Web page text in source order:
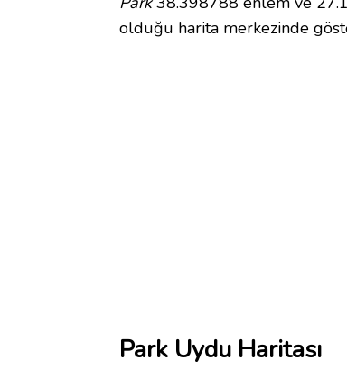
olduğu harita merkezinde
Park Uydu Haritası